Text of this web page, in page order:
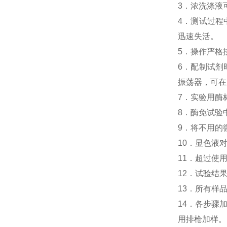
3．浓洗涤液
4．测试过程
迅速失活。
5．操作严格
6．配制试剂
振荡器，可
7．实验用酶
8．酶免试验
9．将不用的
10．显色液
11．超过使
12．试验结
13．所有样
14．各步骤
用排枪加样。